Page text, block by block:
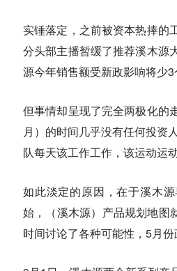
实锤落定，之前被资本热捧的
分头部主播暂缓了推荐溪木源
源今年销售额受新政影响将少
但事情却呈现了完全两极化的
月）的时间几乎没有任何投资
队每天该工作工作，该运动运
如此淡定的原因，在于溪木
始，（溪木源）产品规划地图
时间讨论了各种可能性，5月